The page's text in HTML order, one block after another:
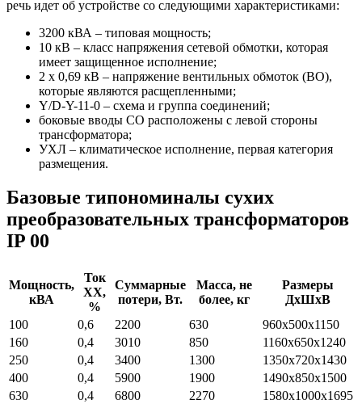
речь идет об устройстве со следующими характеристиками:
3200 кВА – типовая мощность;
10 кВ – класс напряжения сетевой обмотки, которая
имеет защищенное исполнение;
2 х 0,69 кВ – напряжение вентильных обмоток (ВО),
которые являются расщепленными;
Y/D-Y-11-0 – схема и группа соединений;
боковые вводы СО расположены с левой стороны
трансформатора;
УХЛ – климатическое исполнение, первая категория
размещения.
Базовые типономиналы сухих
преобразовательных трансформаторов
IP 00
Мощность,
кВА
Ток
ХХ,
%
Суммарные
потери, Вт.
Масса, не
более, кг
Размеры
ДхШхВ
100
0,6 2200 630
960х500х1150
160
0,4 3010 850
1160х650х1240
250
0,4 3400 1300
1350х720х1430
400
0,4 5900 1900
1490х850х1500
630
0,4 6800 2270
1580х1000х1695